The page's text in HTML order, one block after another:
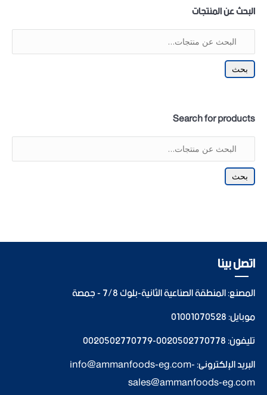
البحث عن المنتجات
بحث
Search for products
بحث
اتصل بينا
المصنع: المنطقة الصناعية الثانية-بلوك 7/8 - جمصة
موبايل:01001070528
تليفون:0020502770778
-
0020502770779
البريد الإلكترونى: info@ammanfoods-eg.com-
sales@ammanfoods-eg.com